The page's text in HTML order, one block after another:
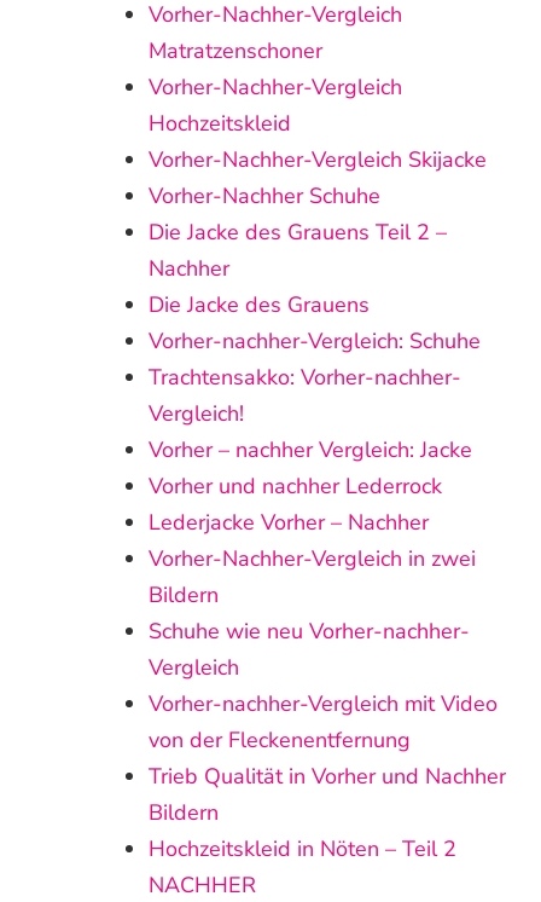
Vorher‑Nachher‑Vergleich
Matratzenschoner
Vorher-Nachher-Vergleich
Hochzeitskleid
Vorher-Nachher-Vergleich Skijacke
Vorher-Nachher Schuhe
Die Jacke des Grauens Teil 2 –
Nachher
Die Jacke des Grauens
Vorher-nachher-Vergleich: Schuhe
Trachtensakko: Vorher-nachher-
Vergleich!
Vorher – nachher Vergleich: Jacke
Vorher und nachher Lederrock
Lederjacke Vorher – Nachher
Vorher-Nachher-Vergleich in zwei
Bildern
Schuhe wie neu Vorher-nachher-
Vergleich
Vorher-nachher-Vergleich mit Video
von der Fleckenentfernung
Trieb Qualität in Vorher und Nachher
Bildern
Hochzeitskleid in Nöten – Teil 2
NACHHER